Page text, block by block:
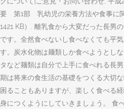
要 第1部 乳幼児の栄養方法や食事に関
1421 KB）. 離乳食から大変だった長男
です。全然食べないし食べなくても平
す。炭水化物は麺類しか食べようとし
タなど麺類は自分で上手に食べれる長
期は将来の食生活の基礎をつくる大切
困ることもありますが、楽しく食べる
身につくようにしていきましょう。 食